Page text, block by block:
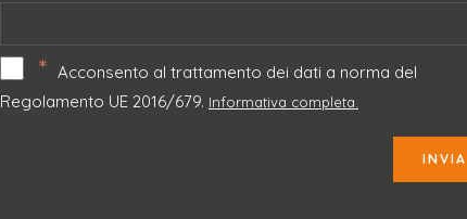
* Acconsento al trattamento dei dati a norma del
Regolamento UE 2016/679. Informativa completa.
INVIA